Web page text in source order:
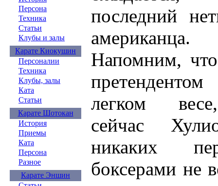
Персона
Техника
Статьи
Клубы и залы
Карате Киокушин
Персоналии
Техника
Клубы, залы
Ката
Статьи
Карате Шотокан
История
Приемы
Ката
Персона
Разное
Карате Эншин
последний
американца.
Напомним,
легком
сейчас
никаких
боксерами не